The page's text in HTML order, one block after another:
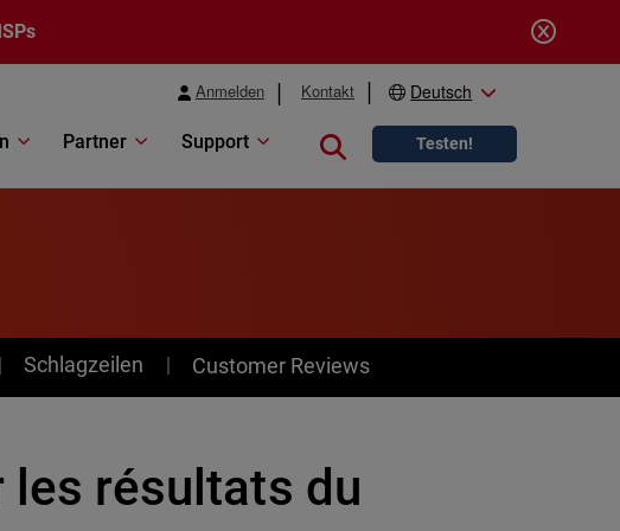
Anmelden Kontakt Deutsch
Partner Support Close search
Testen!
Schlagzeilen Customer Reviews
les résultats du